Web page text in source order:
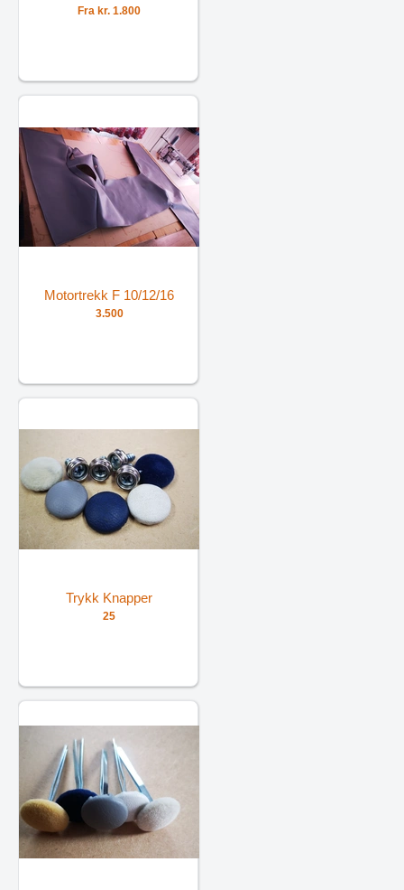
Fra kr. 1.800
Motortrekk F 10/12/16
3.500
Trykk Knapper
25